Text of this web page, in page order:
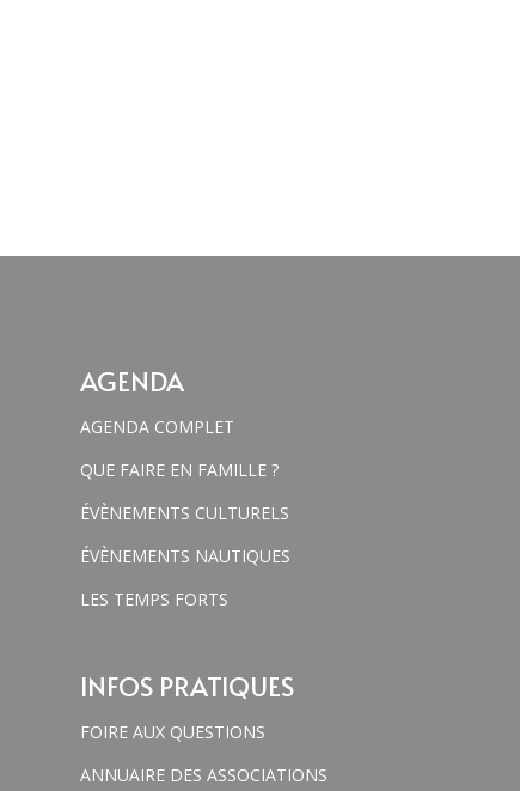
AGENDA
AGENDA COMPLET
QUE FAIRE EN FAMILLE ?
ÉVÈNEMENTS CULTURELS
ÉVÈNEMENTS NAUTIQUES
LES TEMPS FORTS
INFOS PRATIQUES
FOIRE AUX QUESTIONS
ANNUAIRE DES ASSOCIATIONS